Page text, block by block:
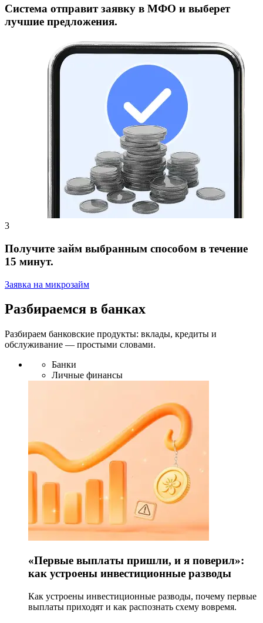
Система отправит заявку в МФО и выберет
лучшие предложения.
Получите займ выбранным способом в течение
15 минут.
Заявка на микрозайм
Разбираемся в банках
Разбираем банковские продукты: вклады, кредиты и
обслуживание — простыми словами.
Банки
Личные финансы
«Первые выплаты пришли, и я поверил»:
как устроены инвестиционные разводы
Как устроены инвестиционные разводы, почему первые
выплаты приходят и как распознать схему вовремя.